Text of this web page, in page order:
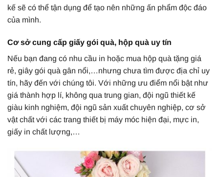
kế sẽ có thể tận dụng để tạo nên những ấn phẩm độc đáo
của mình.
Cơ sở cung cấp giấy gói quà, hộp quà uy tín
Nếu bạn đang có nhu cầu in hoặc mua hộp quà tặng giá
rẻ, giây gói quà gân nổi,…nhưng chưa tìm được địa chỉ uy
tín, hãy đến với chúng tôi. Với những ưu điểm nổi bật như
giá thành hợp lí, không qua trung gian, đội ngũ thiết kế
giàu kinh nghiệm, đội ngũ sản xuất chuyên nghiệp, cơ sở
vật chất với các trang thiết bị máy móc hiện đại, mực in,
giấy in chất lượng,…